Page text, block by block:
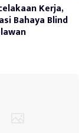
Kerja,
Bahaya Blind